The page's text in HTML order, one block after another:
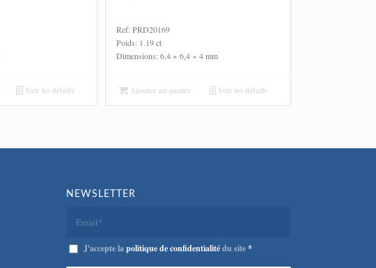
Voir les détails
Ref: PRD20169
Poids: 1.19 ct
Dimensions: 6,4 × 6,4 × 4 mm
Ajouter au panier Voir les détails
NEWSLETTER
J'accepte lapolitique de confidentialitédu site*